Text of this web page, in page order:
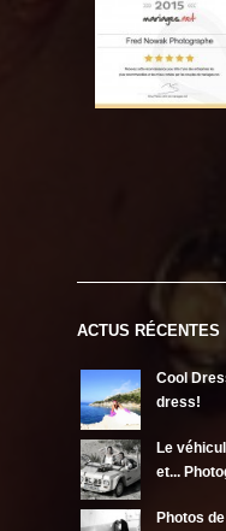
ACTUS RÉCENTES
Cool
dress!
Le
et...
Photos